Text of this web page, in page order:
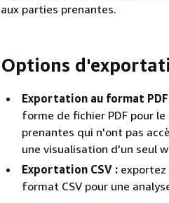
aux parties prenantes.
Options
Exportation au format
forme de fichier PDF pour
prenantes qui n'ont pas
une visualisation d'un seul
Exportation CSV :
format CSV pour une